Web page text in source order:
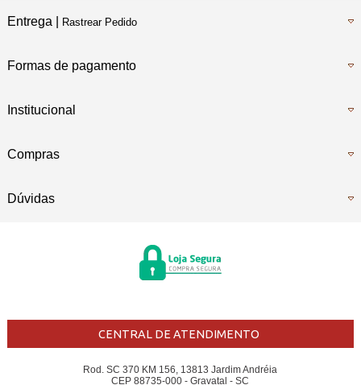
Entrega | Rastrear Pedido
Formas de pagamento
Institucional
Compras
Dúvidas
CENTRAL DE ATENDIMENTO
Rod. SC 370 KM 156, 13813 Jardim Andréia
CEP 88735-000 - Gravatal - SC